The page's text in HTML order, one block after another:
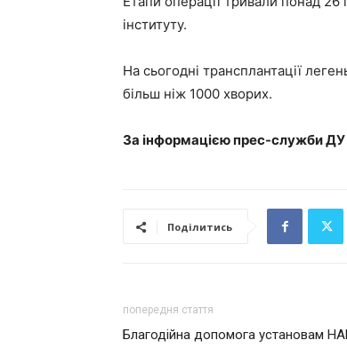
інституту.
На сьогодні трансплантації
більш ніж 1000 хворих.
За інформацією прес-служби
Поділитись
попередня стаття
Благодійна допомога установам